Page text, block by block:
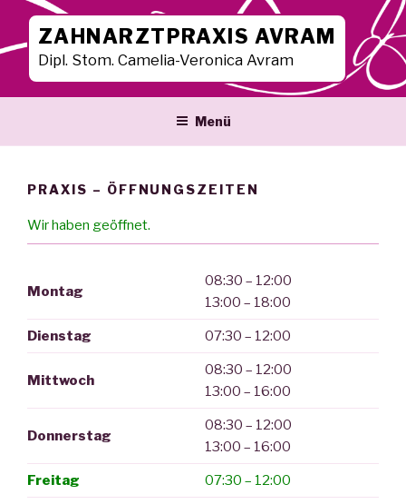
springen
ZAHNARZTPRAXIS AVRAM
Dipl. Stom. Camelia-Veronica Avram
Menü
PRAXIS – ÖFFNUNGSZEITEN
Wir haben geöffnet.
Montag
08:30 – 12:00
13:00 – 18:00
Dienstag 07:30 – 12:00
Mittwoch
08:30 – 12:00
13:00 – 16:00
Donnerstag
08:30 – 12:00
13:00 – 16:00
Freitag 07:30 – 12:00